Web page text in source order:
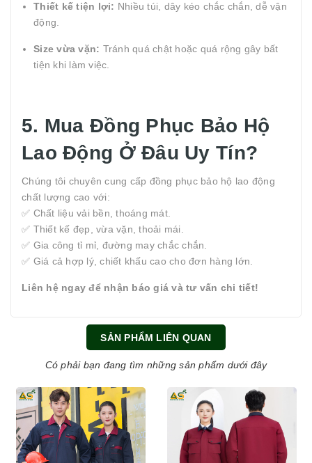
Thiết kế tiện lợi: Nhiều túi, dây kéo chắc chắn, dễ vận
động.
Size vừa vặn: Tránh quá chật hoặc quá rộng gây bất
tiện khi làm việc.
5. Mua Đồng Phục Bảo Hộ
Lao Động Ở Đâu Uy Tín?
Chúng tôi chuyên cung cấp đồng phục bảo hộ lao động
chất lượng cao với:
✅ Chất liệu vải bền, thoáng mát.
✅ Thiết kế đẹp, vừa vặn, thoải mái.
✅ Gia công tỉ mỉ, đường may chắc chắn.
✅ Giá cả hợp lý, chiết khấu cao cho đơn hàng lớn.
Liên hệ ngay để nhận báo giá và tư vấn chi tiết!
SẢN PHẨM LIÊN QUAN
Có phải bạn đang tìm những sản phẩm dưới đây